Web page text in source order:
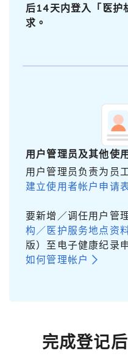
后14天内登入「医护
求。
用户管理员及其他使
用户管理员负责为员
建立使用者帐户申请
要新增／调任用户管
构／医护服务地点资
版）至电子健康纪录
如何管理帐户
完成登记